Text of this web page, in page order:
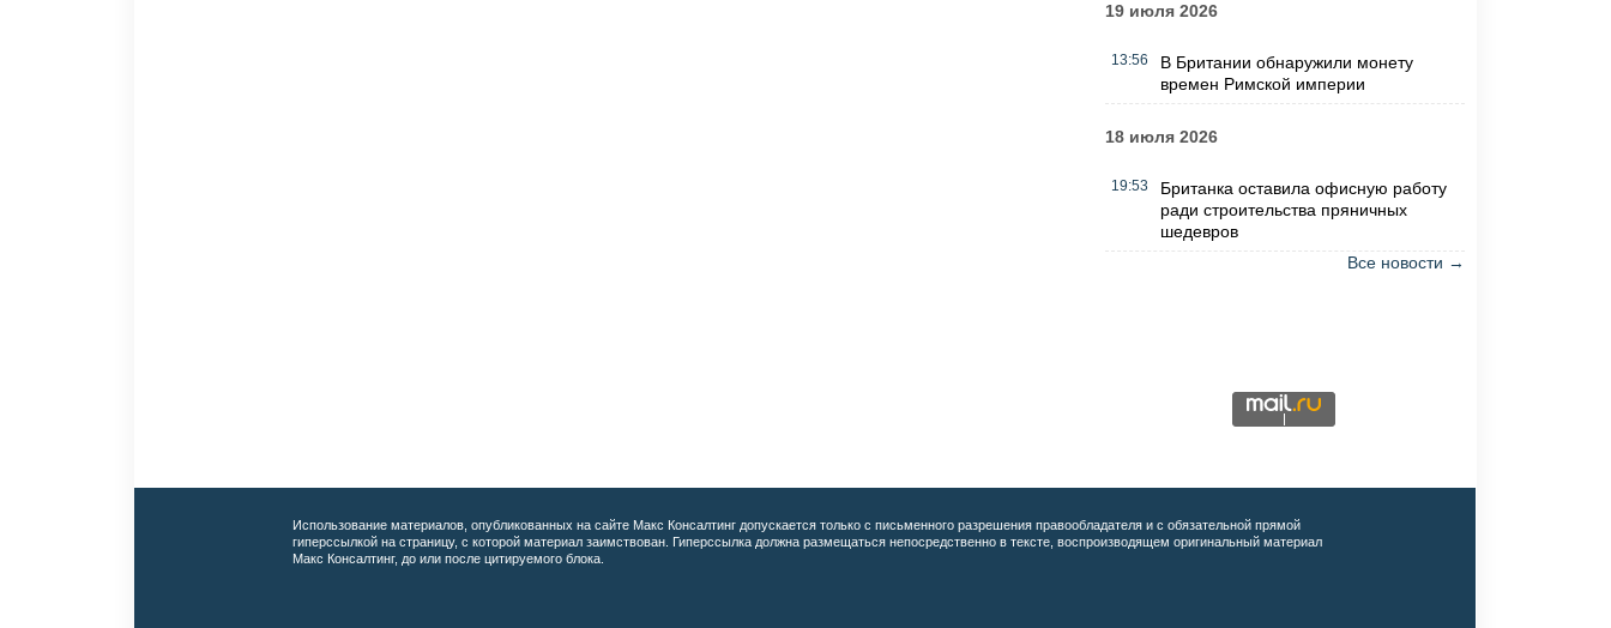
19 июля 2026
13:56
В Британии обнаружили монету
времен Римской империи
18 июля 2026
19:53
Британка оставила офисную работу
ради строительства пряничных
шедевров
Все новости →
Использование материалов, опубликованных на сайте Макс Консалтинг допускается только с письменного разрешения правообладателя и с обязательной прямой
гиперссылкой на страницу, с которой материал заимствован. Гиперссылка должна размещаться непосредственно в тексте, воспроизводящем оригинальный материал
Макс Консалтинг, до или после цитируемого блока.